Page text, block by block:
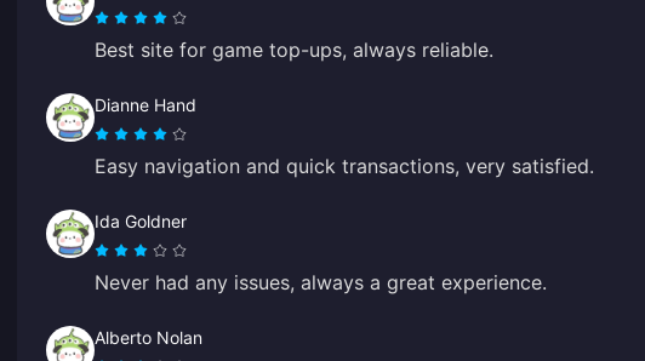
Best site for game top-ups, always reliable.
Dianne Hand
Easy navigation and quick transactions, very satisfied.
Ida Goldner
Never had any issues, always a great experience.
Alberto Nolan